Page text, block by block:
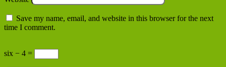
Save my name, email, and website in this browser for the next
time I comment.
six − 4 =